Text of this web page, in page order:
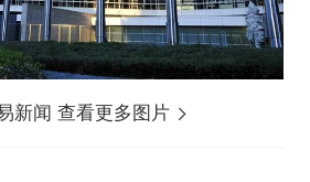
新闻 查看更多图片